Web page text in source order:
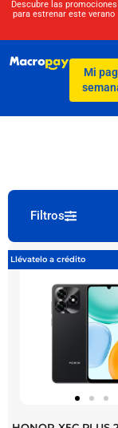
Descubre las promociones
para estrenar este verano
Mi
Filtros
Llévatelo a crédito